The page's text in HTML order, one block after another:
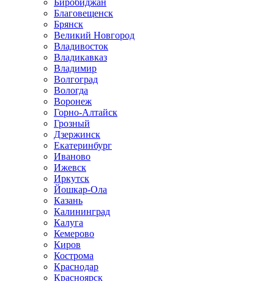
Биробиджан
Благовещенск
Брянск
Великий Новгород
Владивосток
Владикавказ
Владимир
Волгоград
Вологда
Воронеж
Горно-Алтайск
Грозный
Дзержинск
Екатеринбург
Иваново
Ижевск
Иркутск
Йошкар-Ола
Казань
Калининград
Калуга
Кемерово
Киров
Кострома
Краснодар
Красноярск